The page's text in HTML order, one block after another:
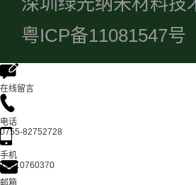
粤ICP备11081547号
在线留言
电话
0755-82752728
手机
13510760370
邮箱